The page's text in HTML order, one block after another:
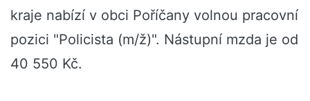
kraje nabízí v obci Poříčany volnou pracovní
pozici "Policista (m/ž)". Nástupní mzda je od
40 550 Kč.